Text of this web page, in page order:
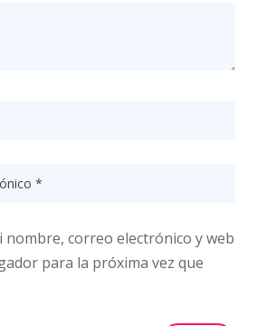
nombre, correo electrónico y web
para la próxima vez que